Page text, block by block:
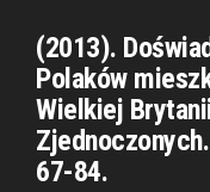
(2013).
Polaków
Wielkiej
67-84.